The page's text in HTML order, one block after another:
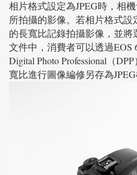
相片格式設定為JPEG時，相
所拍攝的影像。若相片格式設
的長寬比記錄拍攝影像，並
文件中，消費者可以透過
Digital Photo Professional（
寬比進行圖像編修另存為JPEG